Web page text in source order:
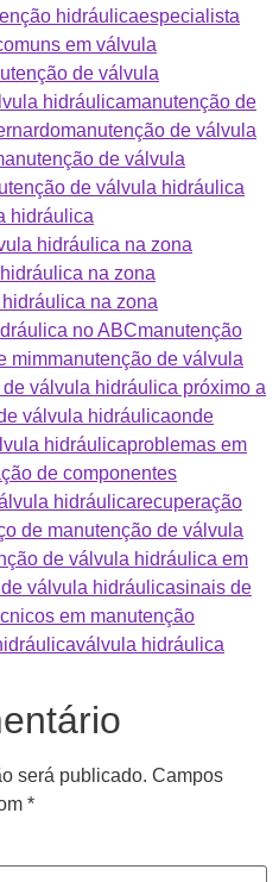
hidráulicaespecialista
em válvula
de válvula
hidráulicamanutenção de
manutenção de válvula
de válvula
de válvula hidráulica
hidráulica
hidráulica na zona
na zona
na zona
no ABCmanutenção
mimmanutenção de válvula
válvula hidráulica próximo a
válvula hidráulicaonde
hidráulicaproblemas em
de componentes
hidráulicarecuperação
de manutenção de válvula
de válvula hidráulica em
válvula hidráulicasinais de
em manutenção
válvula hidráulica
será publicado. Campos
*